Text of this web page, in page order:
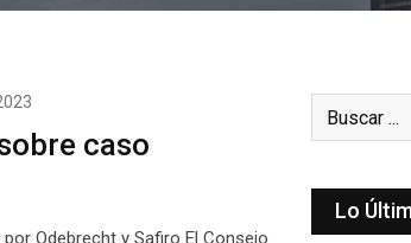
caso
Odebrecht y Safiro El Consejo
Lo